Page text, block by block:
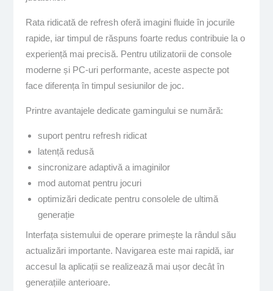
Rata ridicată de refresh oferă imagini fluide în jocurile
rapide, iar timpul de răspuns foarte redus contribuie la o
experiență mai precisă. Pentru utilizatorii de console
moderne și PC-uri performante, aceste aspecte pot
face diferența în timpul sesiunilor de joc.
Printre avantajele dedicate gamingului se numără:
suport pentru refresh ridicat
latență redusă
sincronizare adaptivă a imaginilor
mod automat pentru jocuri
optimizări dedicate pentru consolele de ultimă
generație
Interfața sistemului de operare primește la rândul său
actualizări importante. Navigarea este mai rapidă, iar
accesul la aplicații se realizează mai ușor decât în
generațiile anterioare.